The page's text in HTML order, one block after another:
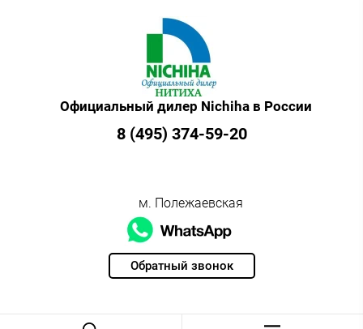
Обратный звонок
Официальный дилер Nichiha в России
8 (495) 374-59-20
м. Полежаевская